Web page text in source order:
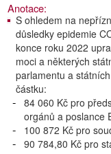
Anotace:
S ohledem na
důsledky epidemie
konce roku 2022
moci a některých
parlamentu a
částku:
84 060 Kč pro
orgánů a poslance
100 872 Kč pro
90 784,80 Kč pro